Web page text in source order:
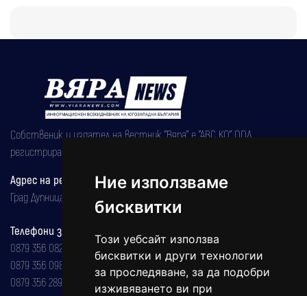
Ние използваме
бисквитки
Този уебсайт използва
бисквитки и други технологии
за проследяване, за да подобри
изживяването ви при
Собственик и издател на вестник "Вяра" е "АВС КО" ООД,
регистрирана на 08.05.2002 година.
Адрес на редакцията
Град Дупница, ул.''Христо Ботев" 43
Телефони за реклама и абонаменти
0879 356 082
0879 356 098
0879 356 289